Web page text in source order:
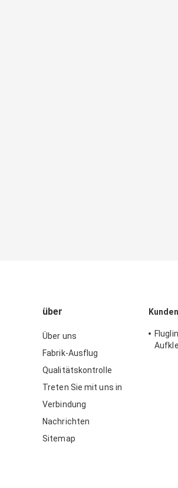
über
Über uns
Fabrik-Ausflug
Qualitätskontrolle
Treten Sie mit uns in
Verbindung
Nachrichten
Sitemap